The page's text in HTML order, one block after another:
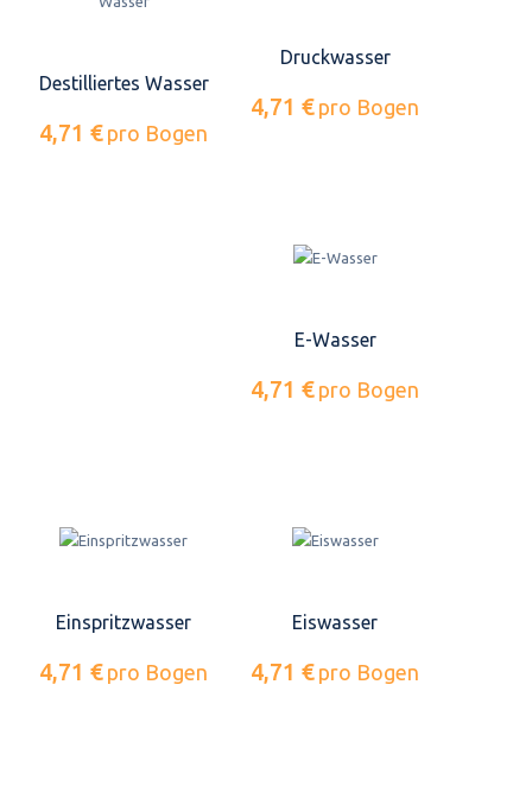
Destilliertes Wasser
4,71 € pro Bogen
Druckwasser
4,71 € pro Bogen
E-Wasser
4,71 € pro Bogen
Einspritzwasser
4,71 € pro Bogen
Eiswasser
4,71 € pro Bogen